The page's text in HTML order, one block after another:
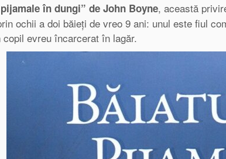
în dungi” de John Boyne, această
ochii a doi băieți de vreo 9 ani: unul este fiul
evreu încarcerat în lagăr.